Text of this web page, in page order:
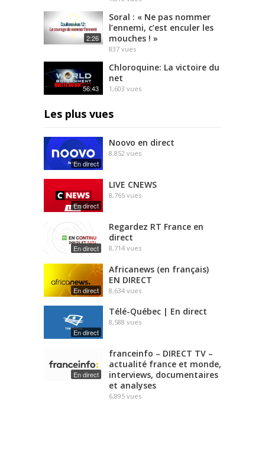
2:26
Soral : « Ne pas nommer
l’ennemi, c’est enculer les
mouches ! »
837 vues
56:43
Chloroquine: La victoire du
net
1,603 vues
Les plus vues
En direct
Noovo en direct
8,852 vues
En direct
LIVE CNEWS
8,765 vues
En direct
Regardez RT France en
direct
8,714 vues
En direct
Africanews (en français)
EN DIRECT
8,634 vues
En direct
Télé-Québec | En direct
8,588 vues
En direct
franceinfo – DIRECT TV –
actualité france et monde,
interviews, documentaires
et analyses
6,895 vues